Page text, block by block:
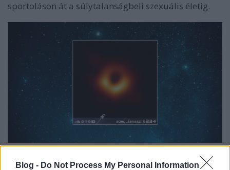
Blog - Do Not Process My Personal Information
sportoláson át a súlytalanságbeli szexuális életig.